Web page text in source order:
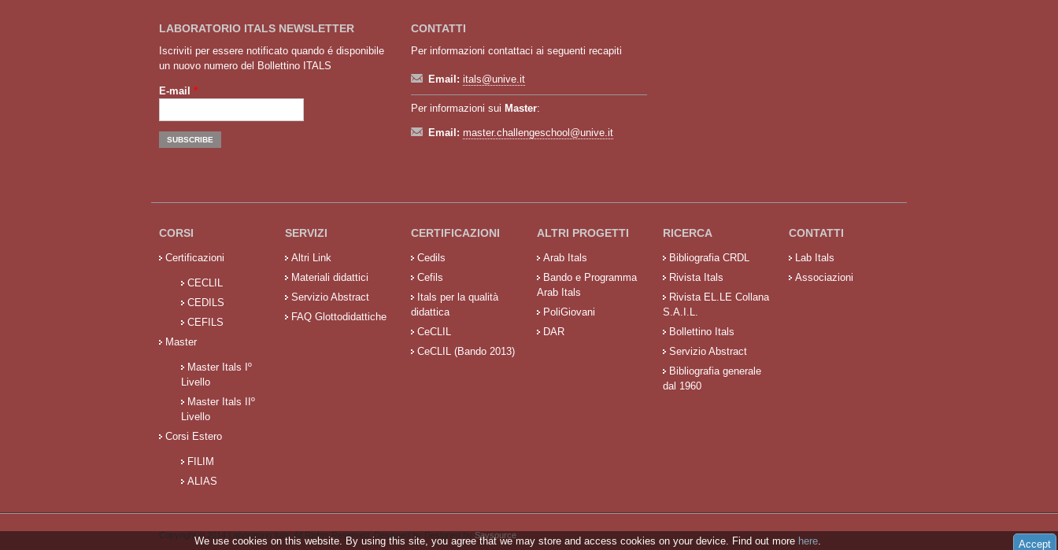
LABORATORIO ITALS NEWSLETTER
Iscriviti per essere notificato quando é disponibile
un nuovo numero del Bollettino ITALS
E-mail *
CONTATTI
Per informazioni contattaci ai seguenti recapiti
Email: itals@unive.it
Per informazioni sui Master:
Email: master.challengeschool@unive.it
CORSI
Certificazioni
CECLIL
CEDILS
CEFILS
Master
Master Itals Iº
Livello
Master Itals IIº
Livello
Corsi Estero
FILIM
ALIAS
SERVIZI
Altri Link
Materiali didattici
Servizio Abstract
FAQ Glottodidattiche
CERTIFICAZIONI
Cedils
Cefils
Itals per la qualità
didattica
CeCLIL
CeCLIL (Bando 2013)
ALTRI PROGETTI
Arab Itals
Bando e Programma
Arab Itals
PoliGiovani
DAR
RICERCA
Bibliografia CRDL
Rivista Itals
Rivista EL.LE Collana
S.A.I.L.
Bollettino Itals
Servizio Abstract
Bibliografia generale
dal 1960
CONTATTI
Lab Itals
Associazioni
Copyright © 2014 Laboratorio Itals. All Rights Reserved. Designed by Designed by Saysource
We use cookies on this website. By using this site, you agree that we may store and access cookies on your device. Find out more here. Accept